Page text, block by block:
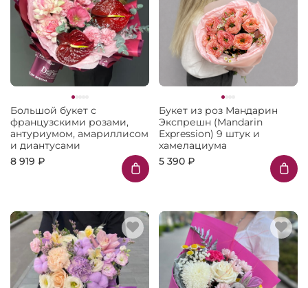
Большой букет с
французскими розами,
антуриумом, амариллисом
и диантусами
8 919 ₽
Букет из роз Мандарин
Экспрешн (Mandarin
Expression) 9 штук и
хамелациума
5 390 ₽